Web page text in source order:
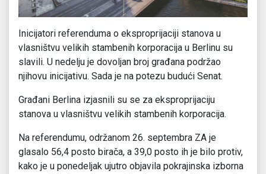
Inicijatori referenduma o eksproprijaciji stanova u
vlasništvu velikih stambenih korporacija u Berlinu su
slavili. U nedelju je dovoljan broj građana podržao
njihovu inicijativu. Sada je na potezu budući Senat.
Građani Berlina izjasnili su se za eksproprijaciju
stanova u vlasništvu velikih stambenih korporacija.
Na referendumu, održanom 26. septembra ZA je
glasalo 56,4 posto birača, a 39,0 posto ih je bilo protiv,
kako je u ponedeljak ujutro objavila pokrajinska izborna